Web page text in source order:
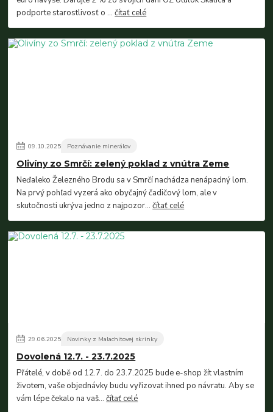
podporte starostlivosť o ...čítať celé
09.10.2025 Poznávanie minerálov
Olivíny zo Smrčí: zelený poklad z vnútra Zeme
Neďaleko Železného Brodu sa v Smrčí nachádza nenápadný lom.
Na prvý pohľad vyzerá ako obyčajný čadičový lom, ale v
skutočnosti ukrýva jedno z najpozor...čítať celé
29.06.2025 Novinky z Malachitovej skrinky
Dovolená 12.7. - 23.7.2025
Přátelé, v době od 12.7. do 23.7.2025 bude e-shop žít vlastním
životem, vaše objednávky budu vyřizovat ihned po návratu. Aby se
vám lépe čekalo na vaš...čítať celé